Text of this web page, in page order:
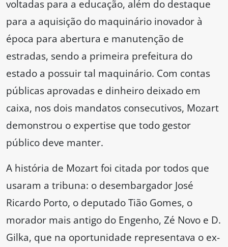
voltadas para a educação, além do destaque
para a aquisição do maquinário inovador à
época para abertura e manutenção de
estradas, sendo a primeira prefeitura do
estado a possuir tal maquinário. Com contas
públicas aprovadas e dinheiro deixado em
caixa, nos dois mandatos consecutivos, Mozart
demonstrou o expertise que todo gestor
público deve manter.
A história de Mozart foi citada por todos que
usaram a tribuna: o desembargador José
Ricardo Porto, o deputado Tião Gomes, o
morador mais antigo do Engenho, Zé Novo e D.
Gilka, que na oportunidade representava o ex-